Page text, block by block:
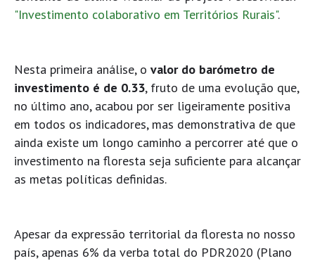
"Investimento colaborativo em Territórios Rurais".
Nesta primeira análise, o valor do barómetro de
investimento é de 0.33, fruto de uma evolução que,
no último ano, acabou por ser ligeiramente positiva
em todos os indicadores, mas demonstrativa de que
ainda existe um longo caminho a percorrer até que o
investimento na floresta seja suficiente para alcançar
as metas políticas definidas.
Apesar da expressão territorial da floresta no nosso
país, apenas 6% da verba total do PDR2020 (Plano